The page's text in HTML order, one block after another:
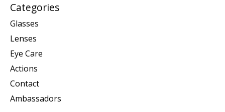
Categories
Glasses
Lenses
Eye Care
Actions
Contact
Ambassadors